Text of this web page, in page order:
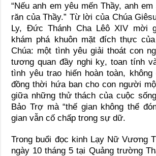
“Nếu anh em yêu mến Thầy, anh
răn của Thầy.” Từ lời của Chúa
Ly, Đức Thánh Cha Lêô XIV mời
khám phá khuôn mặt đích thực
Chúa: một tình yêu giải thoát con
tương quan đầy nghi kỵ, toan tính
tình yêu trao hiến hoàn toàn,
đồng thời hứa ban cho con người
giữa những thử thách của cuộc
Bảo Trợ mà “thế gian không thể
gian vẫn cố chấp trong sự dữ.
Trong buổi đọc kinh Lạy Nữ Vương
ngày 10 tháng 5 tại Quảng trường